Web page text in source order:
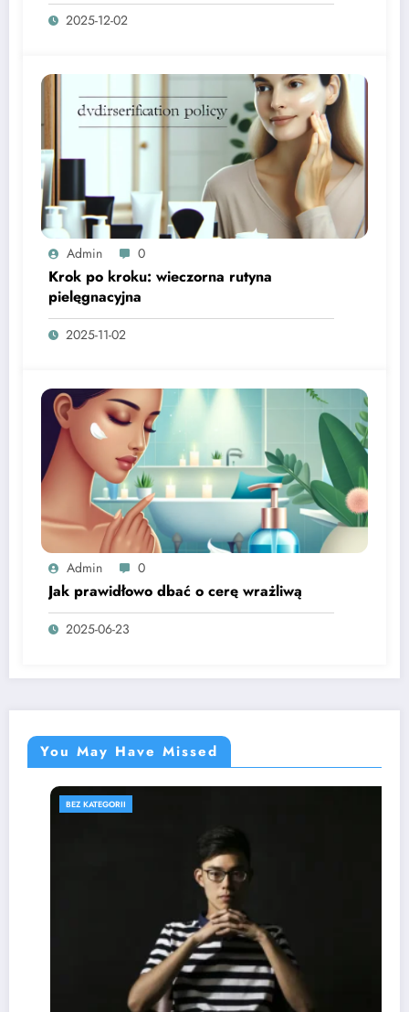
2025-12-02
Admin 0
Krok po kroku: wieczorna rutyna
pielęgnacyjna
2025-11-02
Admin 0
Jak prawidłowo dbać o cerę wrażliwą
2025-06-23
You May Have Missed
BEZ KATEGORII